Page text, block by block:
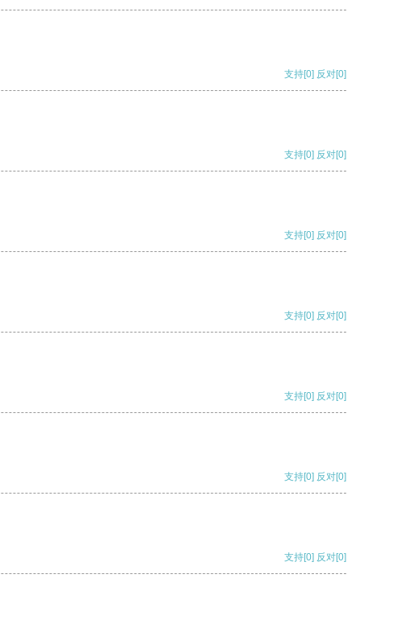
支持[0] 反对[0]
支持[0] 反对[0]
支持[0] 反对[0]
支持[0] 反对[0]
支持[0] 反对[0]
支持[0] 反对[0]
支持[0] 反对[0]